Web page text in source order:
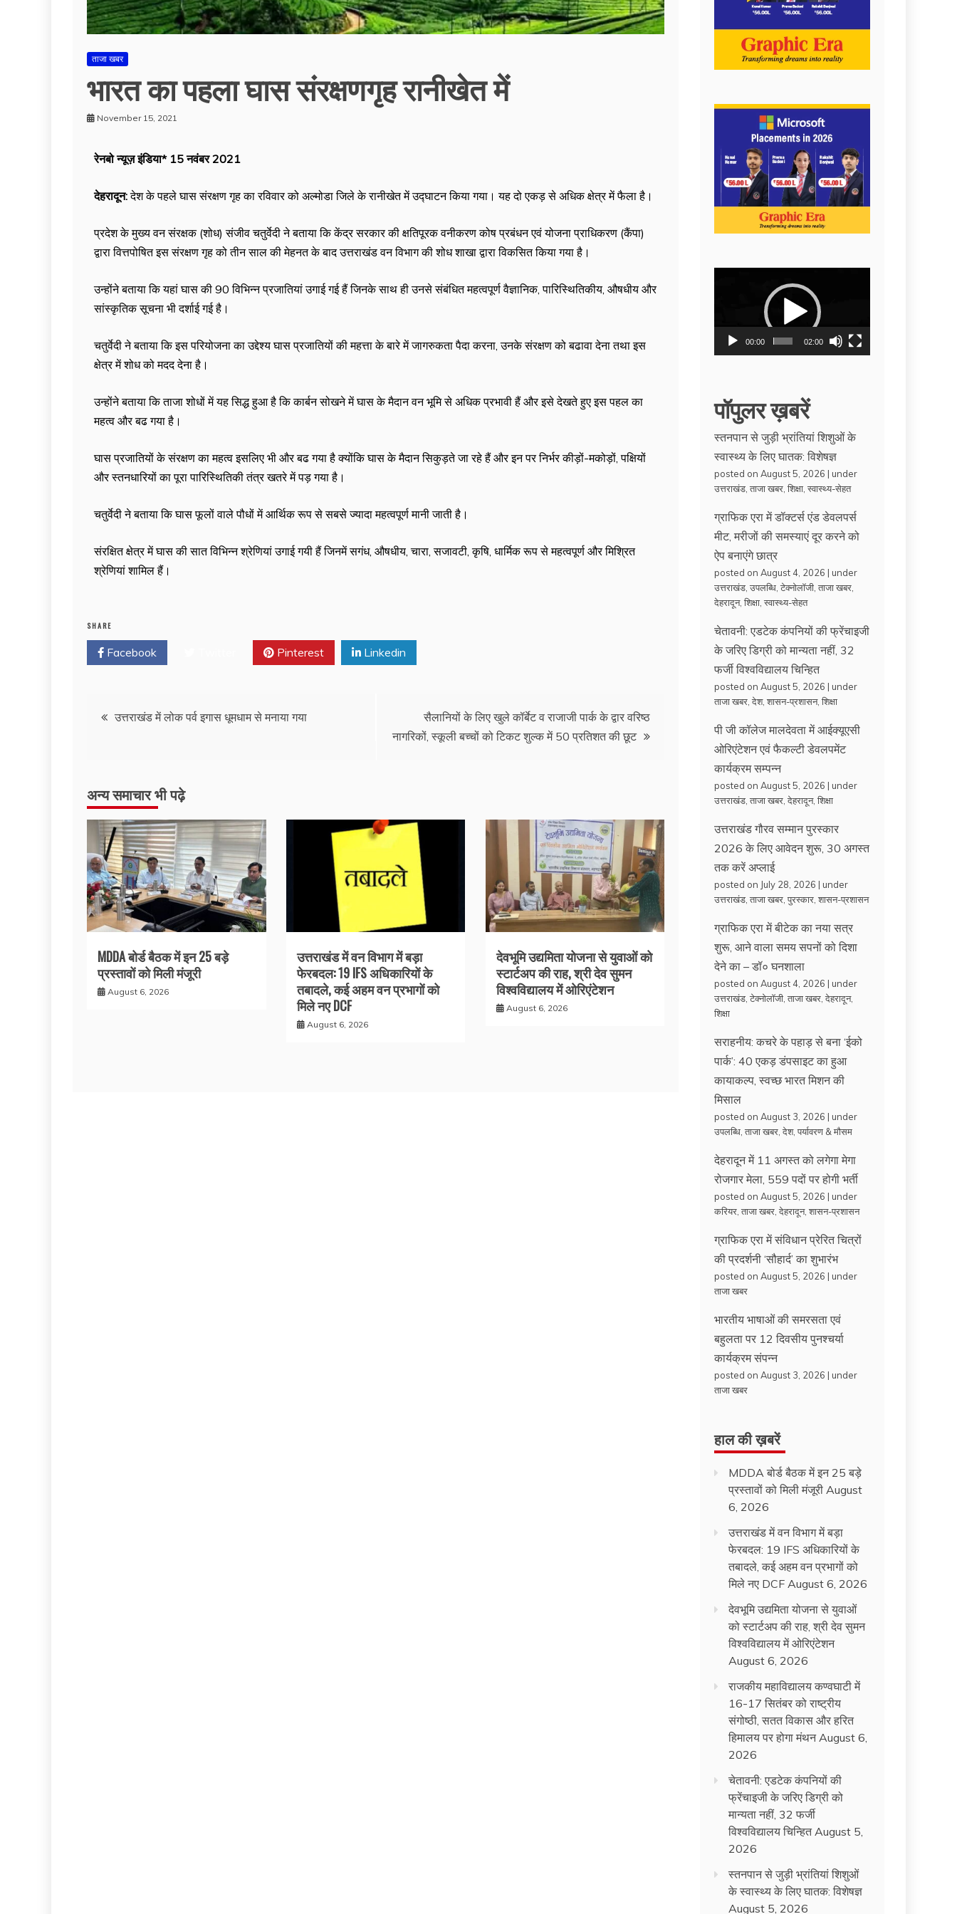
ताजा खबर
भारत का पहला घास संरक्षणगृह रानीखेत में
November 15, 2021
रेनबो न्यूज़ इंडिया* 15 नवंबर 2021
देहरादून:देश के पहले घास संरक्षण गृह का रविवार को अल्मोडा जिले के रानीखेत में उद्घाटन किया गया। यह दो एकड़ से अधिक क्षेत्र में फैला है।
प्रदेश के मुख्य वन संरक्षक (शोध) संजीव चतुर्वेदी ने बताया कि केंद्र सरकार की क्षतिपूरक वनीकरण कोष प्रबंधन एवं योजना प्राधिकरण (कैंपा)
द्वारा वित्तपोषित इस संरक्षण गृह को तीन साल की मेहनत के बाद उत्तराखंड वन विभाग की शोध शाखा द्वारा विकसित किया गया है।
उन्होंने बताया कि यहां घास की 90 विभिन्न प्रजातियां उगाई गई हैं जिनके साथ ही उनसे संबंधित महत्वपूर्ण वैज्ञानिक, पारिस्थितिकीय, औषधीय और
सांस्कृतिक सूचना भी दर्शाई गई है।
चतुर्वेदी ने बताया कि इस परियोजना का उद्देश्य घास प्रजातियों की महत्ता के बारे में जागरुकता पैदा करना, उनके संरक्षण को बढावा देना तथा इस
क्षेत्र में शोध को मदद देना है।
उन्होंने बताया कि ताजा शोधों में यह सिद्ध हुआ है कि कार्बन सोखने में घास के मैदान वन भूमि से अधिक प्रभावी हैं और इसे देखते हुए इस पहल का
महत्व और बढ गया है।
घास प्रजातियों के संरक्षण का महत्व इसलिए भी और बढ गया है क्योंकि घास के मैदान सिकुड़ते जा रहे हैं और इन पर निर्भर कीड़ों-मकोड़ों, पक्षियों
और स्तनधारियों का पूरा पारिस्थितिकी तंत्र खतरे में पड़ गया है।
चतुर्वेदी ने बताया कि घास फूलों वाले पौधों में आर्थिक रूप से सबसे ज्यादा महत्वपूर्ण मानी जाती है।
संरक्षित क्षेत्र में घास की सात विभिन्न श्रेणियां उगाई गयी हैं जिनमें सगंध, औषधीय, चारा, सजावटी, कृषि, धार्मिक रूप से महत्वपूर्ण और मिश्रित
श्रेणियां शामिल हैं।
SHARE
Facebook Pinterest Linkedin
उत्तराखंड में लोक पर्व इगास धूमधाम से मनाया गया
सैलानियों के लिए खुले कॉर्बेट व राजाजी पार्क के द्वार वरिष्ठ
नागरिकों, स्कूली बच्चों को टिकट शुल्क में 50 प्रतिशत की छूट
अन्य समाचार भी पढ़े
MDDA बोर्ड बैठक में इन 25 बड़े
प्रस्तावों को मिली मंजूरी
August 6, 2026
उत्तराखंड में वन विभाग में बड़ा
फेरबदल: 19 IFS अधिकारियों के
तबादले, कई अहम वन प्रभागों को
मिले नए DCF
August 6, 2026
देवभूमि उद्यमिता योजना से युवाओं को
स्टार्टअप की राह, श्री देव सुमन
विश्वविद्यालय में ओरिएंटेशन
August 6, 2026
00:00 02:00
पॉपुलर ख़बरें
स्तनपान से जुड़ी भ्रांतियां शिशुओं के
स्वास्थ्य के लिए घातक: विशेषज्ञ
posted on August 5, 2026 | under
उत्तराखंड ,ताजा खबर ,शिक्षा ,स्वास्थ्य-सेहत
ग्राफिक एरा में डॉक्टर्स एंड डेवलपर्स
मीट, मरीजों की समस्याएं दूर करने को
ऐप बनाएंगे छात्र
posted on August 4, 2026 | under
उत्तराखंड ,उपलब्धि ,टेक्नोलॉजी ,ताजा खबर
देहरादून,शिक्षा ,स्वास्थ्य-सेहत
चेतावनी: एडटेक कंपनियों की फ्रेंचाइजी
के जरिए डिग्री को मान्यता नहीं, 32
फर्जी विश्वविद्यालय चिन्हित
posted on August 5, 2026 | under
ताजा खबर ,देश,शासन-प्रशासन,शिक्षा
पी जी कॉलेज मालदेवता में आईक्यूएसी
ओरिएंटेशन एवं फैकल्टी डेवलपमेंट
कार्यक्रम सम्पन्न
posted on August 5, 2026 | under
उत्तराखंड ,ताजा खबर ,देहरादून,शिक्षा
उत्तराखंड गौरव सम्मान पुरस्कार
2026 के लिए आवेदन शुरू, 30 अगस्त
तक करें अप्लाई
posted on July 28, 2026 | under
उत्तराखंड ,ताजा खबर ,पुरस्कार ,शासन-प्रशासन
ग्राफिक एरा में बीटेक का नया सत्र
शुरू, आने वाला समय सपनों को दिशा
देने का – डॉ० घनशाला
posted on August 4, 2026 | under
उत्तराखंड ,टेक्नोलॉजी ,ताजा खबर ,देहरादून,
शिक्षा
सराहनीय: कचरे के पहाड़ से बना ‘ईको
पार्क’: 40 एकड़ डंपसाइट का हुआ
कायाकल्प, स्वच्छ भारत मिशन की
मिसाल
posted on August 3, 2026 | under
उपलब्धि ,ताजा खबर ,देश,पर्यावरण & मौसम
देहरादून में 11 अगस्त को लगेगा मेगा
रोजगार मेला, 559 पदों पर होगी भर्ती
posted on August 5, 2026 | under
करियर ,ताजा खबर ,देहरादून,शासन-प्रशासन
ग्राफिक एरा में संविधान प्रेरित चित्रों
की प्रदर्शनी ‘सौहार्द’ का शुभारंभ
posted on August 5, 2026 | under
ताजा खबर
भारतीय भाषाओं की समरसता एवं
बहुलता पर 12 दिवसीय पुनश्चर्या
कार्यक्रम संपन्न
posted on August 3, 2026 | under
ताजा खबर
हाल की ख़बरें
MDDA बोर्ड बैठक में इन 25 बड़े
प्रस्तावों को मिली मंजूरी August
6, 2026
उत्तराखंड में वन विभाग में बड़ा
फेरबदल: 19 IFS अधिकारियों के
तबादले, कई अहम वन प्रभागों को
मिले नए DCF August 6, 2026
देवभूमि उद्यमिता योजना से युवाओं
को स्टार्टअप की राह, श्री देव सुमन
विश्वविद्यालय में ओरिएंटेशन
August 6, 2026
राजकीय महाविद्यालय कण्वघाटी में
16-17 सितंबर को राष्ट्रीय
संगोष्ठी, सतत विकास और हरित
हिमालय पर होगा मंथन August 6,
2026
चेतावनी: एडटेक कंपनियों की
फ्रेंचाइजी के जरिए डिग्री को
मान्यता नहीं, 32 फर्जी
विश्वविद्यालय चिन्हित August 5,
2026
स्तनपान से जुड़ी भ्रांतियां शिशुओं
के स्वास्थ्य के लिए घातक: विशेषज्ञ
August 5, 2026